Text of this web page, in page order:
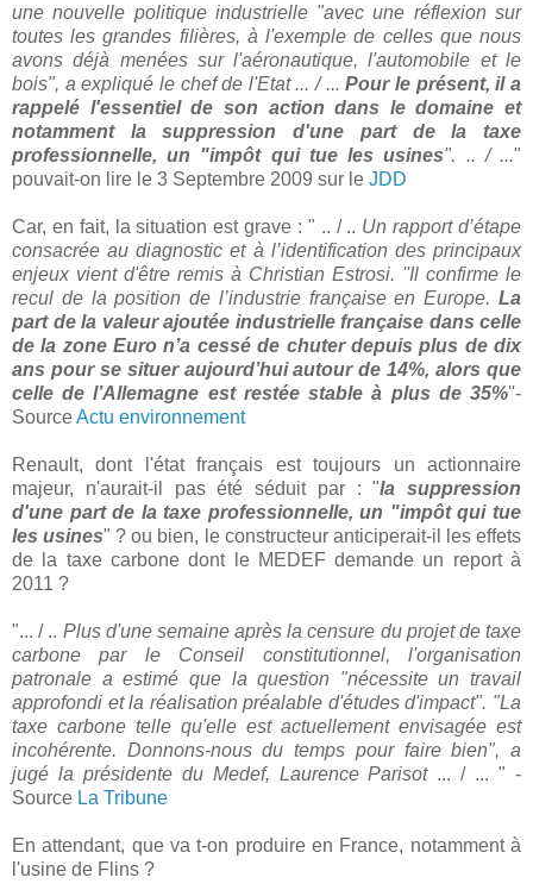
une nouvelle politique industrielle "avec une réflexion sur
toutes les grandes filières, à l'exemple de celles que nous
avons déjà menées sur l'aéronautique, l'automobile et le
bois", a expliqué le chef de l'Etat ... / ...Pour le présent, il a
rappelé l'essentiel de son action dans le domaine et
notamment la suppression d'une part de la taxe
professionnelle, un "impôt qui tue les usines". .. / ..."
pouvait-on lire le 3 Septembre 2009 sur le JDD
Car, en fait, la situation est grave : " .. / .. Un rapport d’étape
consacrée au diagnostic et à l’identification des principaux
enjeux vient d'être remis à Christian Estrosi. ''Il confirme le
recul de la position de l’industrie française en Europe. La
part de la valeur ajoutée industrielle française dans celle
de la zone Euro n’a cessé de chuter depuis plus de dix
ans pour se situer aujourd’hui autour de 14%, alors que
celle de l’Allemagne est restée stable à plus de 35%''-
SourceActu environnement
Renault, dont l'état français est toujours un actionnaire
majeur, n'aurait-il pas été séduit par : "la suppression
d'une part de la taxe professionnelle, un "impôt qui tue
les usines" ? ou bien, le constructeur anticiperait-il les effets
de la taxe carbone dont le MEDEF demande un report à
2011 ?
"... / .. Plus d'une semaine après la censure du projet de taxe
carbone par le Conseil constitutionnel, l'organisation
patronale a estimé que la question "nécessite un travail
approfondi et la réalisation préalable d'études d'impact". "La
taxe carbone telle qu'elle est actuellement envisagée est
incohérente. Donnons-nous du temps pour faire bien", a
jugé la présidente du Medef, Laurence Parisot... / ... " -
Source La Tribune
En attendant, que va t-on produire en France, notamment à
l'usine de Flins ?